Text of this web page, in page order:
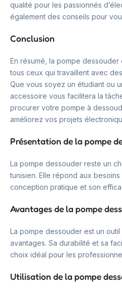
qualité pour les passionnés
également des conseils pour
Conclusion
En résumé, la pompe
tous ceux qui travaillent avec
Que vous soyez un étudiant ou
accessoire vous facilitera la
procurer votre pompe à
améliorez vos projets
Présentation de la pompe
La pompe dessouder reste un
tunisien. Elle répond aux
conception pratique et son
Avantages de la pompe
La pompe dessouder est un
avantages. Sa durabilité et sa
choix idéal pour les
Utilisation de la pompe